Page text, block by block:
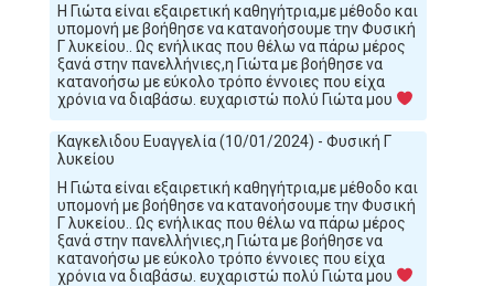
Η Γιώτα είναι εξαιρετική καθηγήτρια,με μέθοδο και
υπομονή με βοήθησε να κατανοήσουμε την Φυσική
Γ λυκείου.. Ως ενήλικας που θέλω να πάρω μέρος
ξανά στην πανελλήνιες,η Γιώτα με βοήθησε να
κατανοήσω με εύκολο τρόπο έννοιες που είχα
χρόνια να διαβάσω. ευχαριστώ πολύ Γιώτα μου
Καγκελιδου Ευαγγελία (10/01/2024) - Φυσική Γ
λυκείου
Η Γιώτα είναι εξαιρετική καθηγήτρια,με μέθοδο και
υπομονή με βοήθησε να κατανοήσουμε την Φυσική
Γ λυκείου.. Ως ενήλικας που θέλω να πάρω μέρος
ξανά στην πανελλήνιες,η Γιώτα με βοήθησε να
κατανοήσω με εύκολο τρόπο έννοιες που είχα
χρόνια να διαβάσω. ευχαριστώ πολύ Γιώτα μου